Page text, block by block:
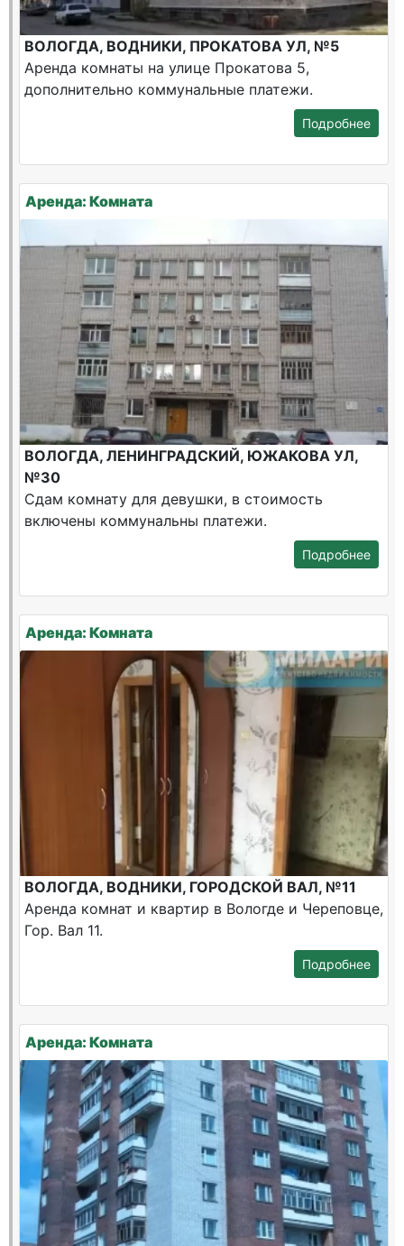
ВОЛОГДА, ВОДНИКИ, ПРОКАТОВА УЛ, №5
Аренда комнаты на улице Прокатова 5,
дополнительно коммунальные платежи.
Подробнее
Аренда: Комната
ВОЛОГДА, ЛЕНИНГРАДСКИЙ, ЮЖАКОВА УЛ,
№30
Сдам комнату для девушки, в стоимость
включены коммунальны платежи.
Подробнее
Аренда: Комната
ВОЛОГДА, ВОДНИКИ, ГОРОДСКОЙ ВАЛ, №11
Аренда комнат и квартир в Вологде и Череповце,
Гор. Вал 11.
Подробнее
Аренда: Комната